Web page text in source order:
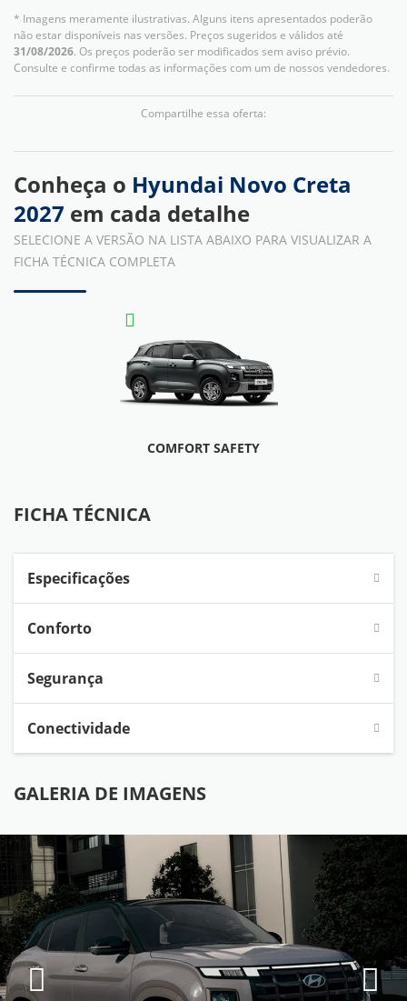
* Imagens meramente ilustrativas. Alguns itens apresentados poderão
não estar disponíveis nas versões. Preços sugeridos e válidos até
31/08/2026. Os preços poderão ser modificados sem aviso prévio.
Consulte e confirme todas as informações com um de nossos vendedores.
Compartilhe essa oferta:
Conheça o Hyundai Novo Creta
2027 em cada detalhe
SELECIONE A VERSÃO NA LISTA ABAIXO PARA VISUALIZAR A
FICHA TÉCNICA COMPLETA
COMFORT SAFETY
FICHA TÉCNICA
Especificações
Conforto
Segurança
Conectividade
GALERIA DE IMAGENS